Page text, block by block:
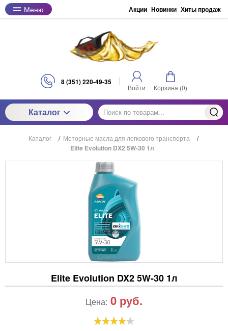
Меню Акции Новинки Хиты продаж
8 (351) 220-49-35
Войти Корзина (0)
Каталог
Каталог / Моторные масла для легкового транспорта /
Elite Evolution DX2 5W-30 1л
Elite Evolution DX2 5W-30 1л
Цена: 0 руб.